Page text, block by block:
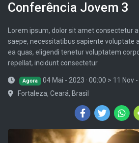
Conferência Jovem 3
Lorem ipsum, dolor sit amet consectetur
saepe, necessitatibus sapiente voluptate
ea quas, eligendi tenetur voluptatem
repellat, incidunt consectetur
Agora 04 Mai - 2023 · 00:00 > 11 Nov
Fortaleza, Ceará, Brasil